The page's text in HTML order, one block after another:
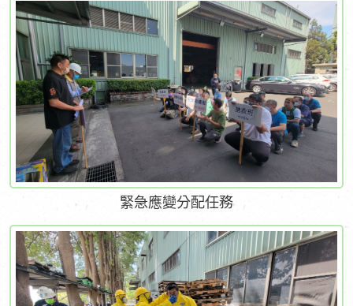
緊急應變分配任務